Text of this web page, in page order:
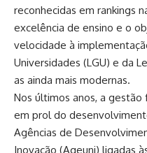
reconhecidas em rankings
excelência de ensino e o
velocidade à
Universidades (LGU) e da
as ainda mais modernas.
Nos últimos anos, a
em prol do
Agências de
Inovação (Ageuni) ligadas